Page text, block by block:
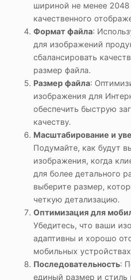
шириной не менее 2048
качественного
Формат файла:
для изображений
сбалансировать
размер файла.
Размер файла:
изображения для
обеспечить быструю
качеству.
Масштабирование и
Подумайте, как будут
изображения, когда
для более детального
выберите размер,
четкую детализацию.
Оптимизация для
Убедитесь, что ваши
адаптивны и хорошо
мобильных
Последовательность:
единый размер и стиль